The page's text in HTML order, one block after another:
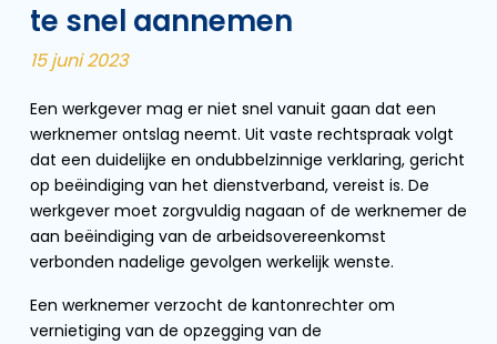
te snel aannemen
15 juni 2023
Een werkgever mag er niet snel vanuit gaan dat een
werknemer ontslag neemt. Uit vaste rechtspraak volgt
dat een duidelijke en ondubbelzinnige verklaring, gericht
op beëindiging van het dienstverband, vereist is. De
werkgever moet zorgvuldig nagaan of de werknemer de
aan beëindiging van de arbeidsovereenkomst
verbonden nadelige gevolgen werkelijk wenste.
Een werknemer verzocht de kantonrechter om
vernietiging van de opzegging van de